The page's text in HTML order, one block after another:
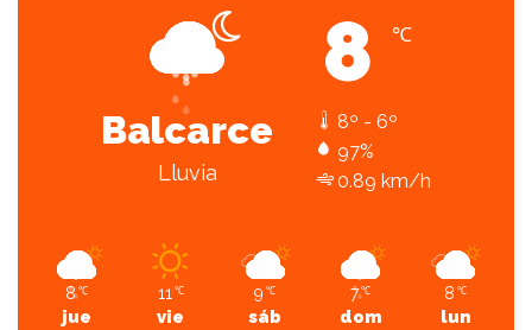
Balcarce
Lluvia
8 ℃
8º - 6º
97%
0.89 km/h
8 ℃
jue
11 ℃
vie
9 ℃
sáb
7 ℃
dom
8 ℃
lun